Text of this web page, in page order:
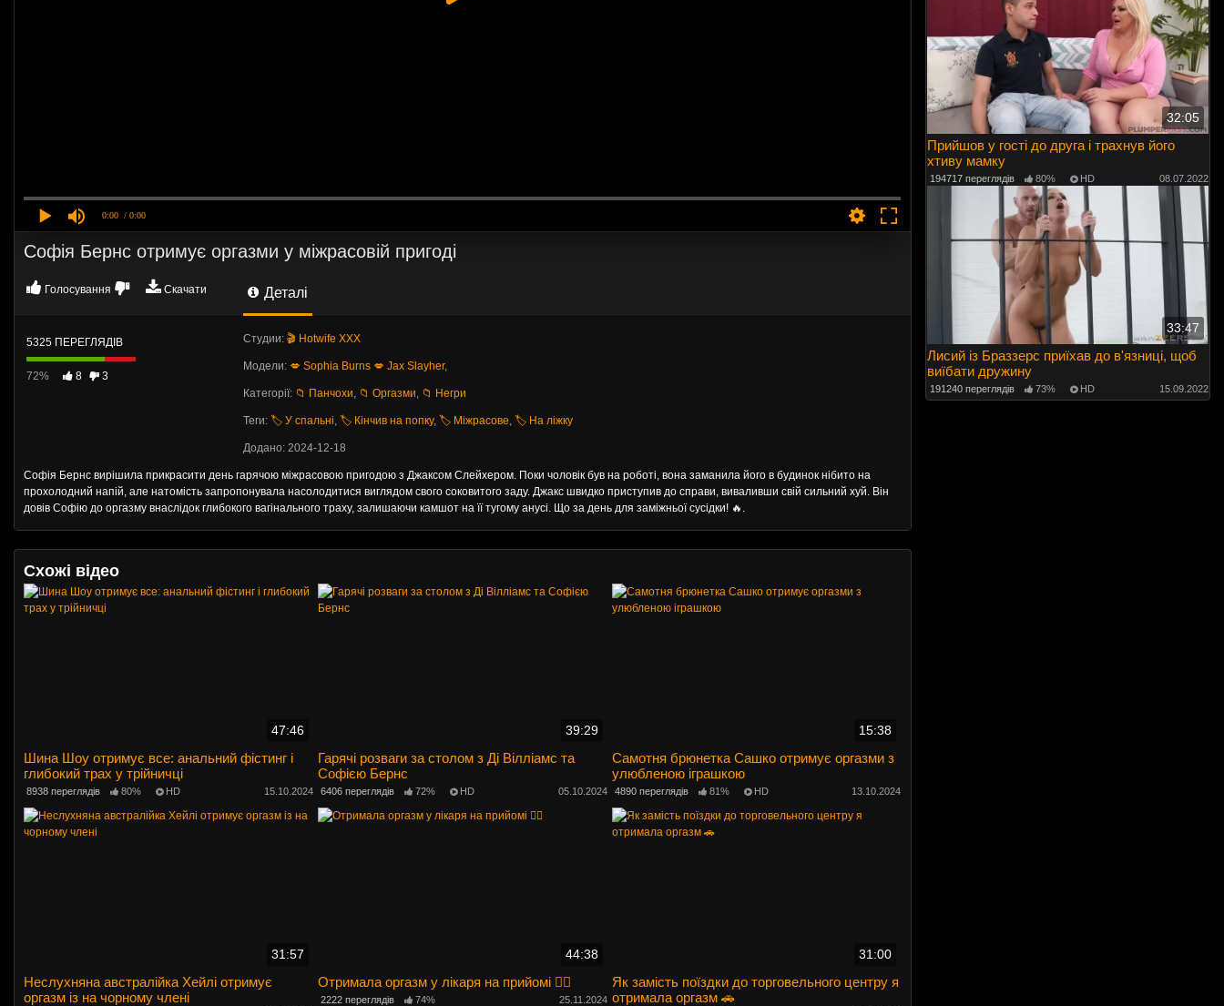
0:00 / 0:00
Софія Бернс отримує оргазми у міжрасовій пригоді
Голосування Скачати Деталі
5325 ПЕРЕГЛЯДІВ
72% 8 3
Студии: 🎬 Hotwife XXX
Модели: 💋 Sophia Burns 💋 Jax Slayher,
Категорії: 📁 Панчохи, 📁 Оргазми, 📁 Негри
Теги: 🏷️ У спальні, 🏷️ Кінчив на попку, 🏷️ Міжрасове, 🏷️ На ліжку
Додано: 2024-12-18
Софія Бернс вирішила прикрасити день гарячою міжрасовою пригодою з Джаксом Слейхером. Поки чоловік був на роботі, вона заманила його в будинок нібито на
прохолодний напій, але натомість запропонувала насолодитися виглядом свого соковитого заду. Джакс швидко приступив до справи, виваливши свій сильний хуй. Він
довів Софію до оргазму внаслідок глибокого вагінального траху, залишаючи камшот на її тугому анусі. Що за день для заміжньої сусідки! 🔥.
Схожі відео
47:46
Шина Шоу отримує все: анальний фістинг і
глибокий трах у трійничці
8938 переглядів 80% HD 15.10.2024
39:29
Гарячі розваги за столом з Ді Вілліамс та
Софією Бернс
6406 переглядів 72% HD 05.10.2024
15:38
Самотня брюнетка Сашко отримує оргазми з
улюбленою іграшкою
4890 переглядів 81% HD 13.10.2024
31:57
Неслухняна австралійка Хейлі отримує
оргазм із на чорному члені
44:38
Отримала оргазм у лікаря на прийомі 👩‍⚕️
2222 переглядів 74% 25.11.2024
31:00
Як замість поїздки до торговельного центру я
отримала оргазм 🚗
32:05
Прийшов у гості до друга і трахнув його
хтиву мамку
194717 переглядів 80% HD 08.07.2022
33:47
Лисий із Браззерс приїхав до в'язниці, щоб
виїбати дружину
191240 переглядів 73% HD 15.09.2022